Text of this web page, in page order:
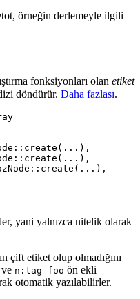
örneğin derlemeyle ilgili
fonksiyonları olan etiket
döndürür. Daha fazlası.
yani yalnızca nitelik olarak
çift etiket olup olmadığını
ve n:tag-foo ön ekli
otomatik yazılabilirler.